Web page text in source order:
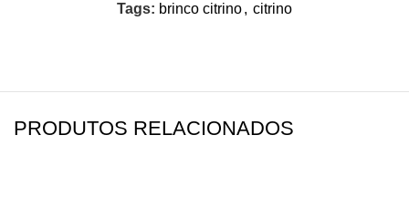
Tags: brinco citrino, citrino
PRODUTOS RELACIONADOS